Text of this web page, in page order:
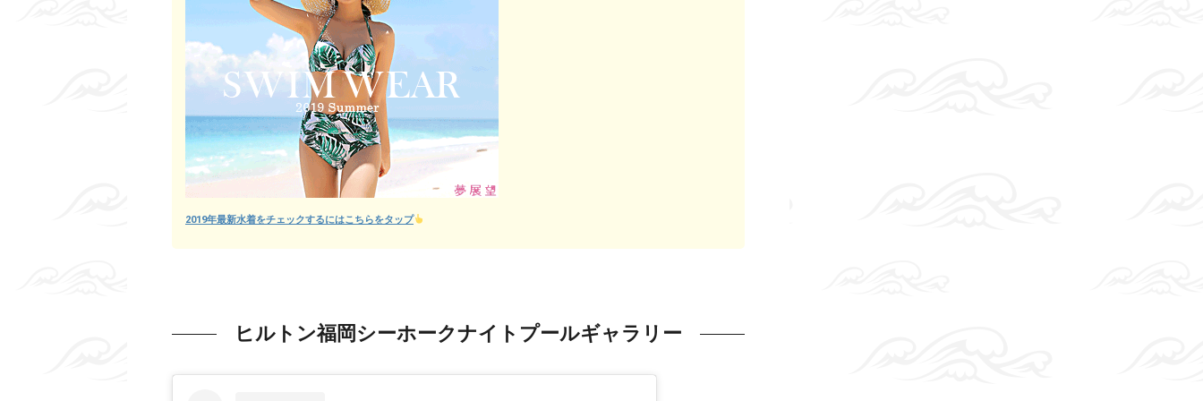
2019年最新水着をチェックするにはこちらをタップ
ヒルトン福岡シーホークナイトプールギャラリー